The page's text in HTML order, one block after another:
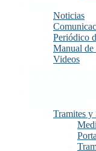
Noticias
Periódico
Manual
Videos
Tramites y